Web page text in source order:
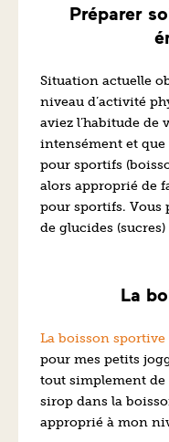
Préparer
Situation actuelle
niveau d’activité
aviez l’habitude de
intensément et
pour sportifs
alors approprié de
pour sportifs. Vous
de glucides (sucres)
La
La boisson sportive
pour mes petits
tout simplement
sirop dans la
approprié à mon